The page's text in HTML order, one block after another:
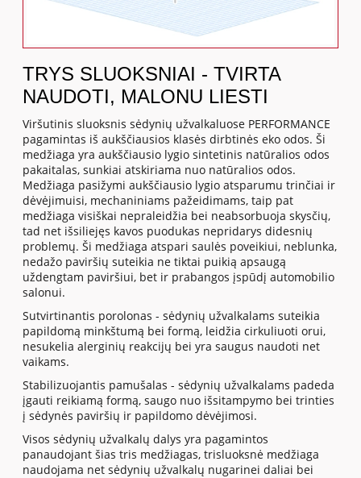
TRYS SLUOKSNIAI - TVIRTA
NAUDOTI, MALONU LIESTI
Viršutinis sluoksnis sėdynių užvalkaluose PERFORMANCE
pagamintas iš aukščiausios klasės dirbtinės eko odos. Ši
medžiaga yra aukščiausio lygio sintetinis natūralios odos
pakaitalas, sunkiai atskiriama nuo natūralios odos.
Medžiaga pasižymi aukščiausio lygio atsparumu trinčiai ir
dėvėjimuisi, mechaniniams pažeidimams, taip pat
medžiaga visiškai nepraleidžia bei neabsorbuoja skysčių,
tad net išsiliejęs kavos puodukas nepridarys didesnių
problemų. Ši medžiaga atspari saulės poveikiui, neblunka,
nedažo paviršių suteikia ne tiktai puikią apsaugą
uždengtam paviršiui, bet ir prabangos įspūdį automobilio
salonui.
Sutvirtinantis porolonas - sėdynių užvalkalams suteikia
papildomą minkštumą bei formą, leidžia cirkuliuoti orui,
nesukelia alerginių reakcijų bei yra saugus naudoti net
vaikams.
Stabilizuojantis pamušalas - sėdynių užvalkalams padeda
įgauti reikiamą formą, saugo nuo išsitampymo bei trinties
į sėdynės paviršių ir papildomo dėvėjimosi.
Visos sėdynių užvalkalų dalys yra pagamintos
panaudojant šias tris medžiagas, trisluoksnė medžiaga
naudojama net sėdynių užvalkalų nugarinei daliai bei